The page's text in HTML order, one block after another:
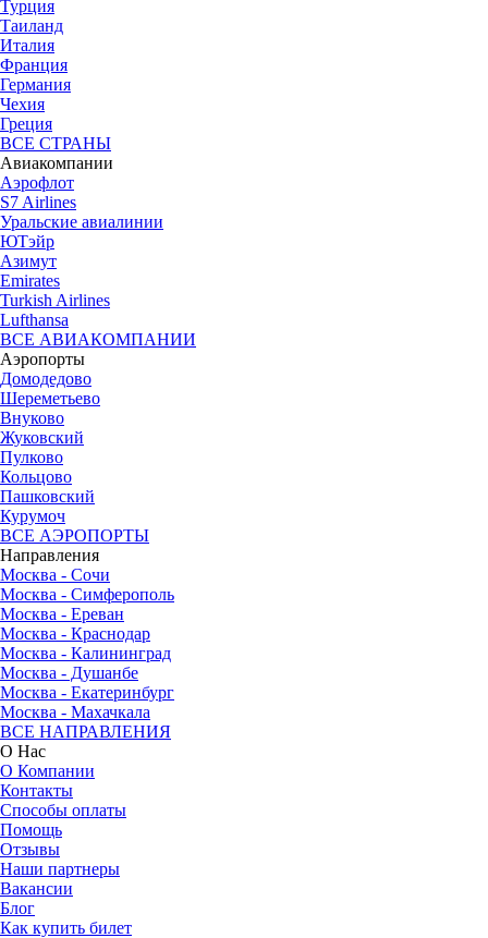
Турция
Таиланд
Италия
Франция
Германия
Чехия
Греция
ВСЕ СТРАНЫ
Авиакомпании
Аэрофлот
S7 Airlines
Уральские авиалинии
ЮТэйр
Азимут
Emirates
Turkish Airlines
Lufthansa
ВСЕ АВИАКОМПАНИИ
Аэропорты
Домодедово
Шереметьево
Внуково
Жуковский
Пулково
Кольцово
Пашковский
Курумоч
ВСЕ АЭРОПОРТЫ
Направления
Москва - Сочи
Москва - Симферополь
Москва - Ереван
Москва - Краснодар
Москва - Калининград
Москва - Душанбе
Москва - Екатеринбург
Москва - Махачкала
ВСЕ НАПРАВЛЕНИЯ
О Нас
О Компании
Контакты
Способы оплаты
Помощь
Отзывы
Наши партнеры
Вакансии
Блог
Как купить билет